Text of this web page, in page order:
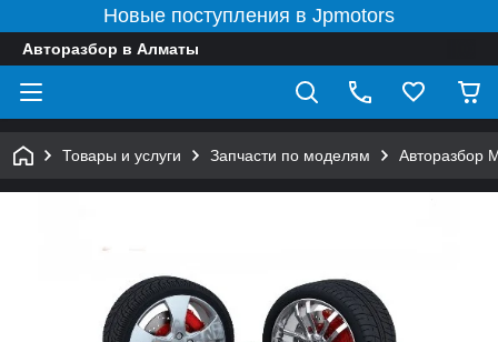
Новые поступления в Jpmotors
Авторазбор в Алматы
Товары и услуги Запчасти по моделям Авторазбор